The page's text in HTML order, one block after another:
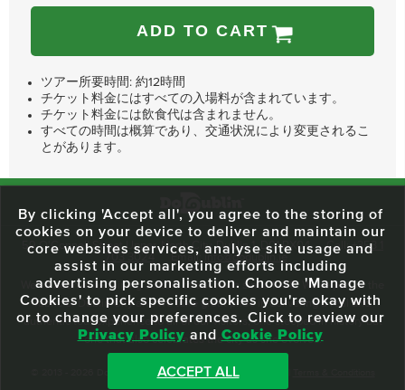
ADD TO CART
ツアー所要時間: 約12時間
チケット料金にはすべての入場料が含まれています。
チケット料金には飲食代は含まれません。
すべての時間は概算であり、交通状況により変更されるこ
とがあります。
59 O'Connell Street Upper, North City, Dublin 1, D01 RX04 Call:+353 1
703 3024
Email: info@dodublin.ie
We've been entertaining visitors to our town since 1988. We're part of the
fabric of Dublin City and we take great pride in delivering a real and
authentic tour experience to all of our visitors, one steeped in history but
one that also celebrates the city as she evolves.
© 2013 - 2026 DoDublin. All Rights Reserved.
By clicking 'Accept all', you agree to the storing of
cookies on your device to deliver and maintain our
core websites services, analyse site usage and
assist in our marketing efforts including
advertising personalisation. Choose 'Manage
Cookies' to pick specific cookies you're okay with
or to change your preferences. Click to review our
Privacy Policy and Cookie Policy
ACCEPT ALL